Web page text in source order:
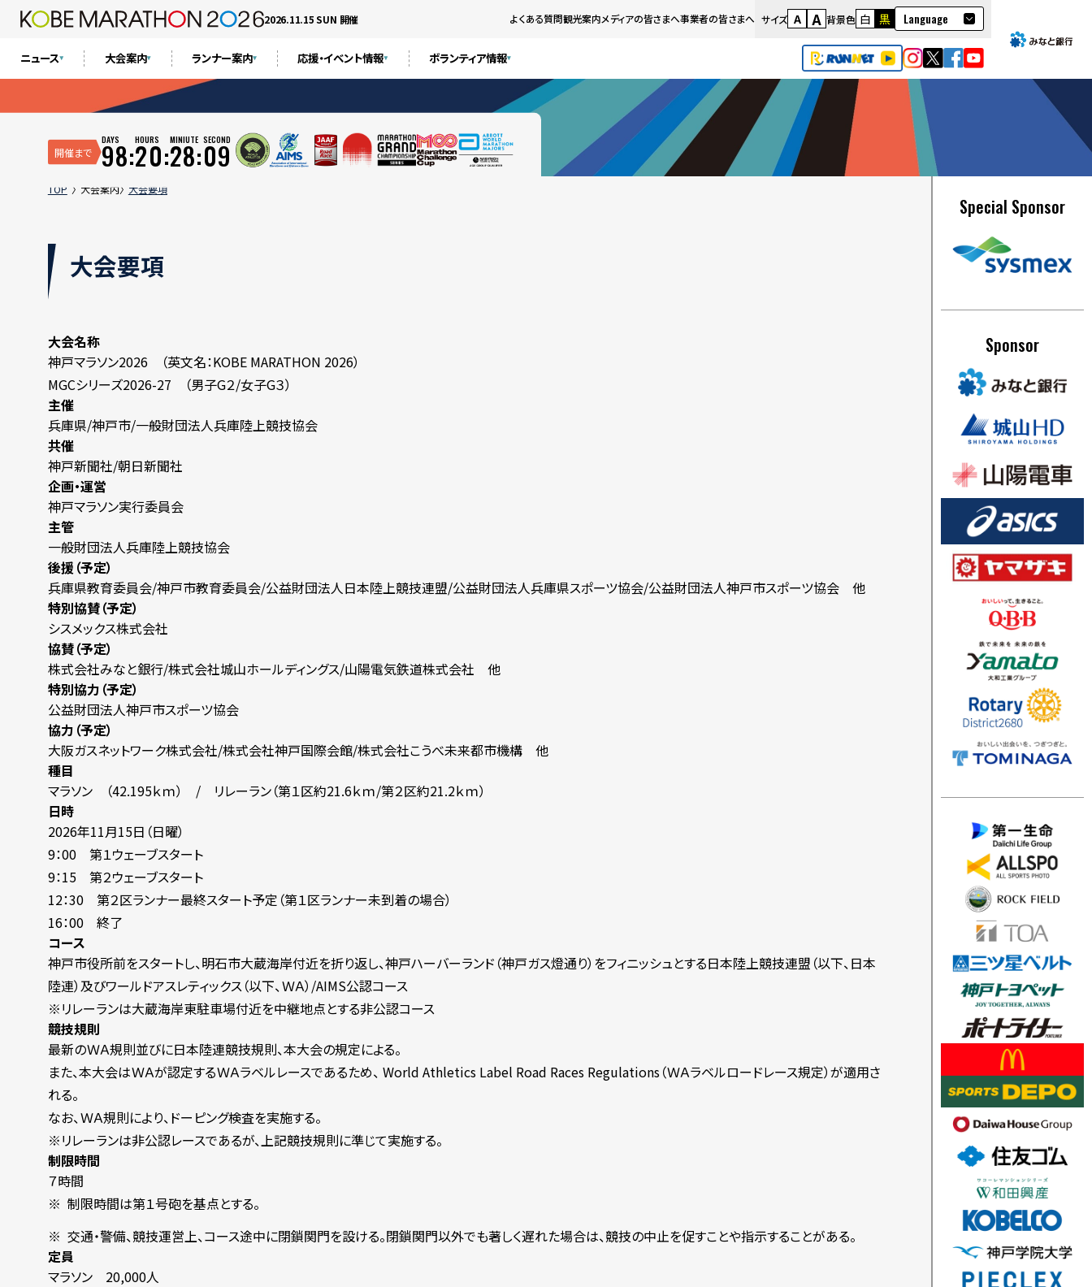
2026.11.15 SUN 開催 よくある質問観光案内メディアの皆さまへ事業者の皆さまへ サイズ A A 背景色 白 黒 Language
日本語
English
繁體語
ニュース 大会案内 ランナー案内 応援・イベント情報 ボランティア情報
開催まで 98:
DAYS 20:
HOURS 28:
MINIUTE 08
SECOND
TOP 大会案内 大会要項
大会要項
大会名称
神戸マラソン2026 （英文名：KOBE MARATHON 2026）
MGCシリーズ2026-27 （男子G２/女子G３）
主催
兵庫県/神戸市/一般財団法人兵庫陸上競技協会
共催
神戸新聞社/朝日新聞社
企画・運営
神戸マラソン実行委員会
主管
一般財団法人兵庫陸上競技協会
後援（予定）
兵庫県教育委員会/神戸市教育委員会/公益財団法人日本陸上競技連盟/公益財団法人兵庫県スポーツ協会/公益財団法人神戸市スポーツ協会 他
特別協賛（予定）
シスメックス株式会社
協賛（予定）
株式会社みなと銀行/株式会社城山ホールディングス/山陽電気鉄道株式会社 他
特別協力（予定）
公益財団法人神戸市スポーツ協会
協力（予定）
大阪ガスネットワーク株式会社/株式会社神戸国際会館/株式会社こうべ未来都市機構 他
種目
マラソン （42.195ｋｍ） / リレーラン（第１区約21.6ｋｍ/第２区約21.2ｋｍ）
日時
2026年11月15日（日曜）
9：00 第１ウェーブスタート
9：15 第２ウェーブスタート
12：30 第２区ランナー最終スタート予定（第１区ランナー未到着の場合）
16：00 終了
コース
神戸市役所前をスタートし、明石市大蔵海岸付近を折り返し、神戸ハーバーランド（神戸ガス燈通り）をフィニッシュとする日本陸上競技連盟（以下、日本
陸連）及びワールドアスレティックス（以下、ＷＡ）/AIMS公認コース
※リレーランは大蔵海岸東駐車場付近を中継地点とする非公認コース
競技規則
最新のＷＡ規則並びに日本陸連競技規則、本大会の規定による。
また、本大会はＷＡが認定するＷＡラベルレースであるため、 World Athletics Label Road Races Regulations（ＷＡラベルロードレース規定）が適用さ
れる。
なお、ＷＡ規則により、ドーピング検査を実施する。
※リレーランは非公認レースであるが、上記競技規則に準じて実施する。
制限時間
７時間
制限時間は第１号砲を基点とする。
交通・警備、競技運営上、コース途中に閉鎖関門を設ける。閉鎖関門以外でも著しく遅れた場合は、競技の中止を促すことや指示することがある。
定員
マラソン 20,000人
Special Sponsor
Sponsor